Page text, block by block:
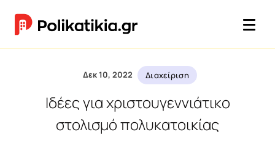
Δεκ 10, 2022 Διαχείριση
Ιδέες για χριστουγεννιάτικο
στολισμό πολυκατοικίας